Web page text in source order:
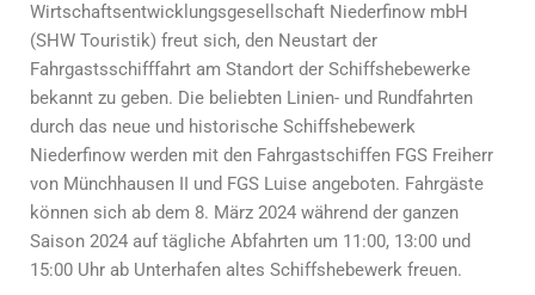
Wirtschaftsentwicklungsgesellschaft Niederfinow mbH
(SHW Touristik) freut sich, den Neustart der
Fahrgastsschifffahrt am Standort der Schiffshebewerke
bekannt zu geben. Die beliebten Linien- und Rundfahrten
durch das neue und historische Schiffshebewerk
Niederfinow werden mit den Fahrgastschiffen FGS Freiherr
von Münchhausen II und FGS Luise angeboten. Fahrgäste
können sich ab dem 8. März 2024 während der ganzen
Saison 2024 auf tägliche Abfahrten um 11:00, 13:00 und
15:00 Uhr ab Unterhafen altes Schiffshebewerk freuen.